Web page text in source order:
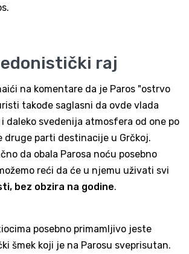
raj
na komentare da je Paros "ostrvo
takođe saglasni da ovde vlada
daleko svedenija atmosfera od one po
druge parti destinacije u Grčkoj.
da obala Parosa noću posebno
reći da će u njemu uživati svi
bez obzira na godine.
posebno primamljivo jeste
šmek koji je na Parosu sveprisutan.